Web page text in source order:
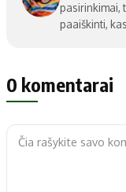
pasirinkimai,
paaiškinti,
0 komentarai